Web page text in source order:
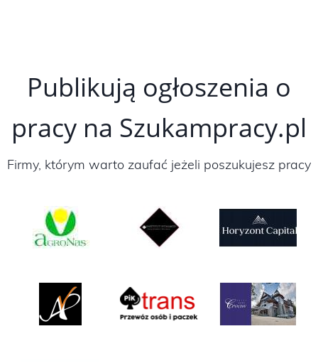
Publikują ogłoszenia o
pracy na Szukampracy.pl
Firmy, którym warto zaufać jeżeli poszukujesz pracy